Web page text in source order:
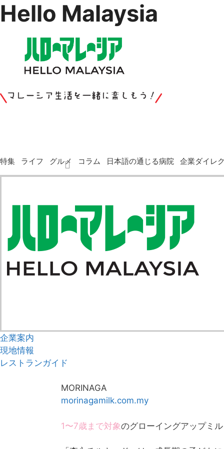
Skip
Hello Malaysia
特集 ライフ グルメ コラム 日本語の通じる病院 企業ダイレ
企業案内
現地情報
レストランガイド
MORINAGA
morinagamilk.com.my
1〜7歳まで対象のグローイングアップミ